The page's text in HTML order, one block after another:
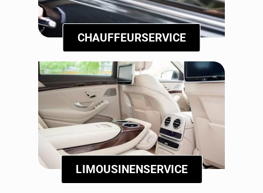
CHAUFFEURSERVICE
LIMOUSINENSERVICE